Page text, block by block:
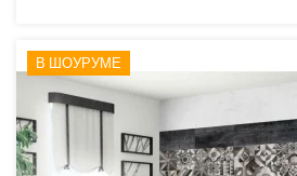
В ШОУРУМЕ